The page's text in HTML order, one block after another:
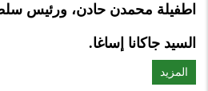
اطفيلة محمدن حادن، ورئيس
السيد جاكانا إساغا.
المزيد